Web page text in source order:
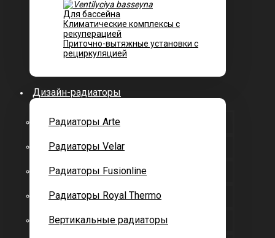
Для бассейна
Климатические комплексы с
рекуперацией
Приточно-вытяжные установки с
рециркуляцией
Дизайн-радиаторы
Радиаторы Arte
Радиаторы Velar
Радиаторы Fusionline
Радиаторы Royal Thermo
Вертикальные радиаторы